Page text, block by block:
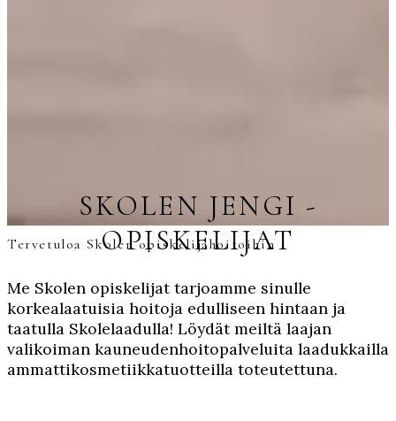
SKOLEN JENGI -
OPISKELIJAT
Tervetuloa Skolen opiskelijahoitoihin
Me Skolen opiskelijat tarjoamme sinulle
korkealaatuisia hoitoja edulliseen hintaan ja
taatulla Skolelaadulla! Löydät meiltä laajan
valikoiman kauneudenhoitopalveluita laadukkailla
ammattikosmetiikkatuotteilla toteutettuna.